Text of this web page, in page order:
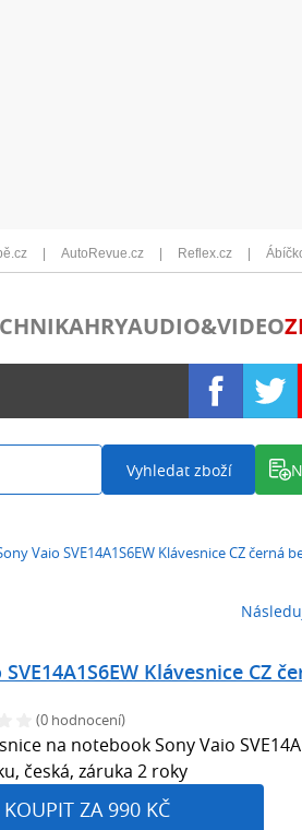
AutoRevue.cz Reflex.cz
HRYAUDIO&VIDEO
Vyhledat zboží
Vaio SVE14A1S6EW Klávesnice CZ černá
Klávesnice CZ
(0 hodnocení)
na notebook Sony Vaio
česká, záruka 2 roky
KOUPIT ZA 990 KČ